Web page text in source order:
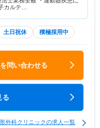
カルテ…
土日祝休 積極採用中
問い合わせる
る
外科クリニックの求人一覧